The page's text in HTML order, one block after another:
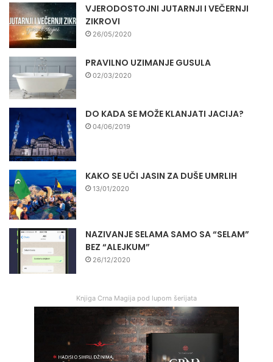
VJERODOSTOJNI JUTARNJI I VEČERNJI
ZIKROVI
26/05/2020
PRAVILNO UZIMANJE GUSULA
02/03/2020
DO KADA SE MOŽE KLANJATI JACIJA?
04/06/2019
KAKO SE UČI JASIN ZA DUŠE UMRLIH
13/01/2020
NAZIVANJE SELAMA SAMO SA “SELAM”
BEZ “ALEJKUM”
26/12/2020
Knjiga Crna Magija pod lupom šerijata